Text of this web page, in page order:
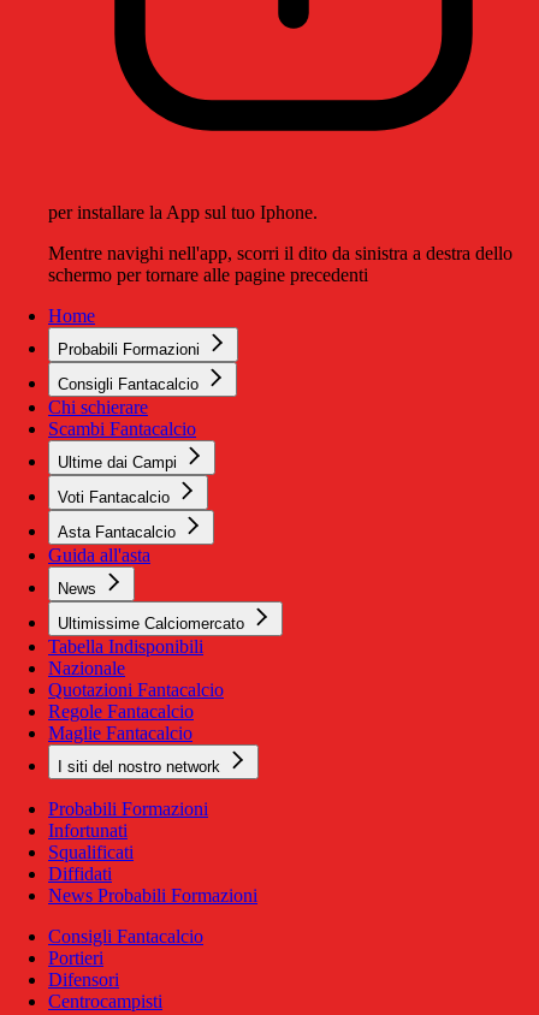
per installare la App sul tuo Iphone.
Mentre navighi nell'app, scorri il dito da sinistra a destra dello
schermo per tornare alle pagine precedenti
Home
Probabili Formazioni
Consigli Fantacalcio
Chi schierare
Scambi Fantacalcio
Ultime dai Campi
Voti Fantacalcio
Asta Fantacalcio
Guida all'asta
News
Ultimissime Calciomercato
Tabella Indisponibili
Nazionale
Quotazioni Fantacalcio
Regole Fantacalcio
Maglie Fantacalcio
I siti del nostro network
Probabili Formazioni
Infortunati
Squalificati
Diffidati
News Probabili Formazioni
Consigli Fantacalcio
Portieri
Difensori
Centrocampisti